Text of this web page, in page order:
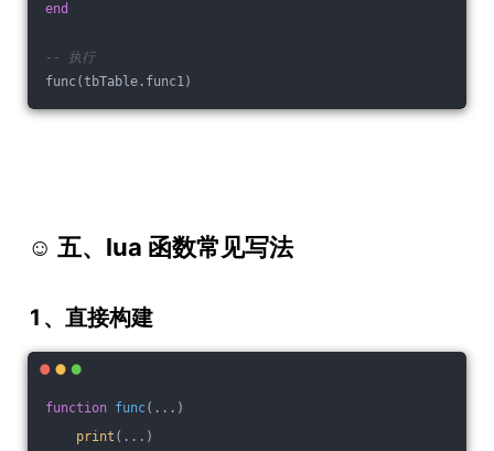
end
-- 执行
func(tbTable.func1)
☺ 五、lua 函数常见写法
1、直接构建
function func(...)
print (...)